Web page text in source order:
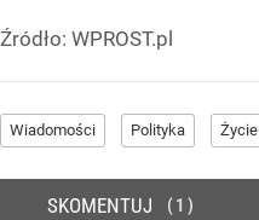
Źródło: WPROST.pl
Wiadomości Polityka Życie
SKOMENTUJ 1